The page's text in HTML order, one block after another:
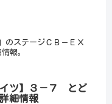
のステージＣＢ－ＥＸ
報。
イツ】３－７ とど
細情報